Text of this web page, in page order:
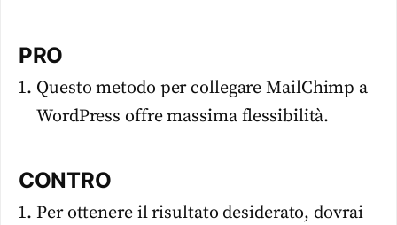
PRO
Questo metodo per collegare MailChimp a
WordPress offre massima flessibilità.
CONTRO
Per ottenere il risultato desiderato, dovrai